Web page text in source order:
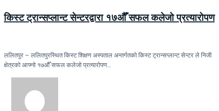
किस्ट ट्रान्सप्लान्ट सेन्टरद्वारा १७औँ सफल कलेजो प्रत्यारोपण
ललितपुर – ललितपुरस्थित किस्ट शिक्षण अस्पताल अन्तर्गतको किस्ट ट्रान्सप्लान्ट सेन्टर ले निजी
क्षेत्रको आफ्नो १७औँ सफल कलेजो प्रत्यारोपण…